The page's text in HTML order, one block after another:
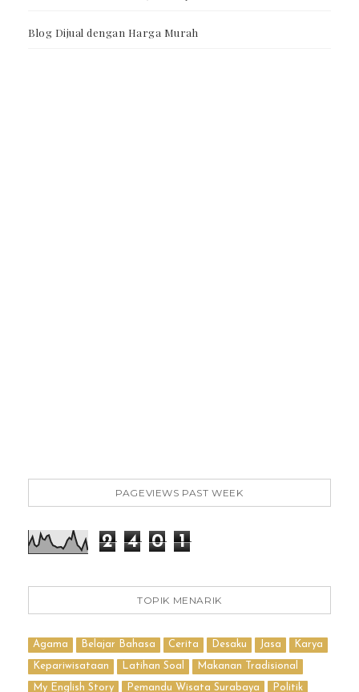
Blog Dijual dengan Harga Murah
PAGEVIEWS PAST WEEK
2 4 0 1
TOPIK MENARIK
Agama Belajar Bahasa Cerita Desaku Jasa Karya
Kepariwisataan Latihan Soal Makanan Tradisional
My English Story Pemandu Wisata Surabaya Politik